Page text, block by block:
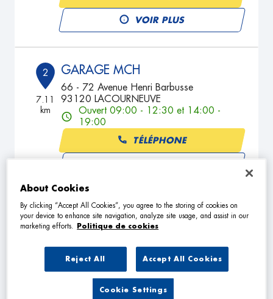
VOIR PLUS
2
7.11
km
GARAGE MCH
66 - 72 Avenue Henri Barbusse
93120 LACOURNEUVE
Ouvert 09:00 - 12:30 et 14:00 -
19:00
TÉLÉPHONE
3 GARAGE DU CENTRE
3 Rue Thiers
Ouvert 09:00 - 13:00 et 14:00 -
About Cookies
By clicking “Accept All Cookies”, you agree to the storing of cookies on
your device to enhance site navigation, analyze site usage, and assist in our
marketing efforts.
Politique de cookies
Reject All Accept All Cookies
Cookie Settings